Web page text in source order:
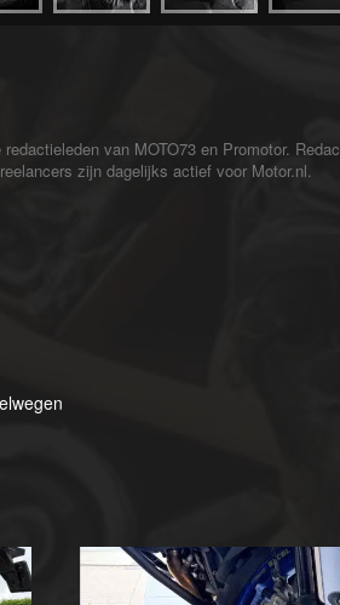
van MOTO73 en Promotor.
zijn dagelijks actief voor Motor.nl.